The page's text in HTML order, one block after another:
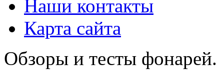
Наши контакты
Карта сайта
Обзоры и тесты фонарей.